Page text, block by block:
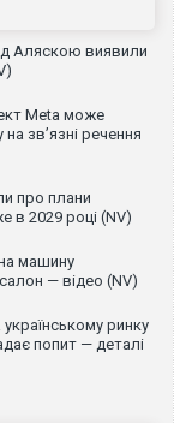
Аляскою виявили
Meta може
зв’язні речення
про плани
в 2029 році (NV)
машину
— відео (NV)
ринку
попит — деталі